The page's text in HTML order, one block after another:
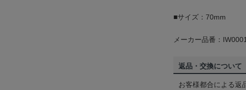
■サイズ：70mm
メーカー品番：
返品・交換について
お客様都合による返